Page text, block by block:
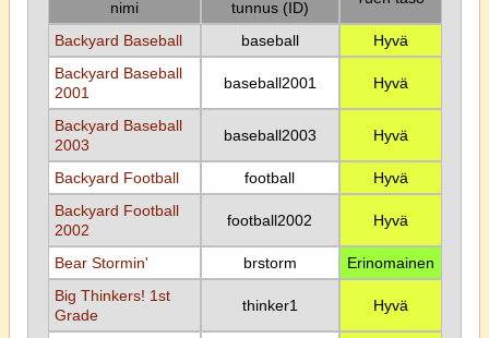
nimi
tunnus (ID)
Backyard Baseball baseball
Hyvä
Backyard Baseball
2001
baseball2001 Hyvä
Backyard Baseball
2003
baseball2003 Hyvä
Backyard Football football
Hyvä
Backyard Football
2002
football2002 Hyvä
Bear Stormin' brstorm
Erinomainen
Big Thinkers! 1st
Grade
thinker1 Hyvä